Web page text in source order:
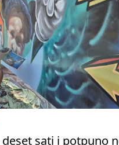
deset sati i potpuno